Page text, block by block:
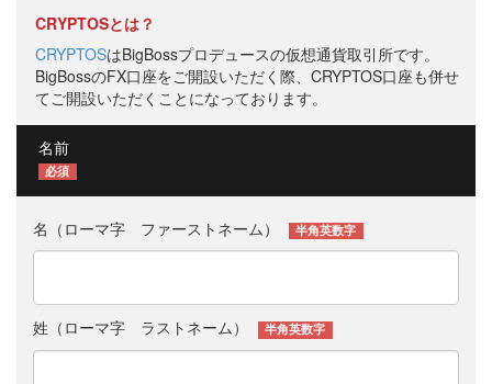
CRYPTOSとは？
CRYPTOSはBigBossプロデュースの仮想通貨取引所です。
BigBossのFX口座をご開設いただく際、CRYPTOS口座も併せ
てご開設いただくことになっております。
名前
必須
名（ローマ字 ファーストネーム） 半角英数字
姓（ローマ字 ラストネーム） 半角英数字